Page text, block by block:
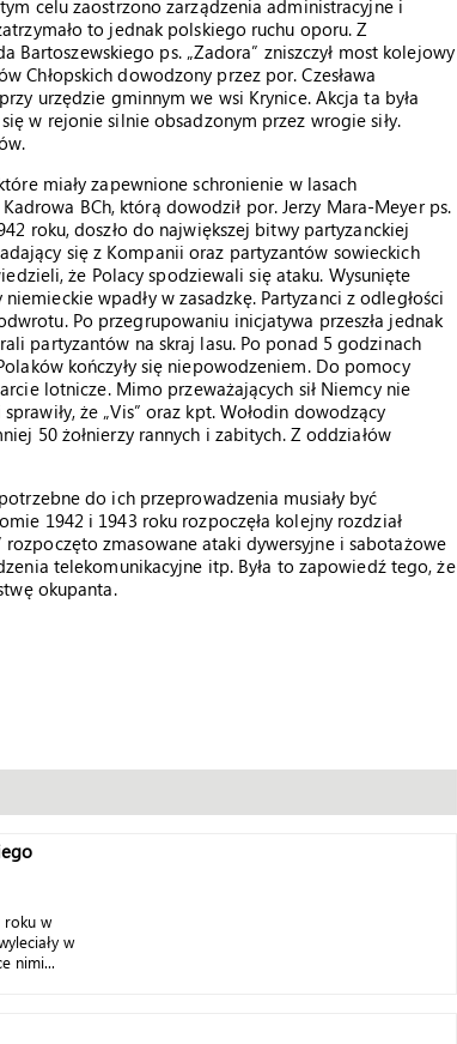
celu zaostrzono zarządzenia administracyjne i
to jednak polskiego ruchu oporu. Z
ps. „Zadora” zniszczył most kolejowy
Chłopskich dowodzony przez por. Czesława
urzędzie gminnym we wsi Krynice. Akcja ta była
w rejonie silnie obsadzonym przez wrogie siły.
miały zapewnione schronienie w lasach
BCh, którą dowodził por. Jerzy Mara-Meyer ps.
roku, doszło do największej bitwy partyzanckiej
się z Kompanii oraz partyzantów sowieckich
że Polacy spodziewali się ataku. Wysunięte
wpadły w zasadzkę. Partyzanci z odległości
Po przegrupowaniu inicjatywa przeszła jednak
partyzantów na skraj lasu. Po ponad 5 godzinach
kończyły się niepowodzeniem. Do pomocy
lotnicze. Mimo przeważających sił Niemcy nie
że „Vis” oraz kpt. Wołodin dowodzący
50 żołnierzy rannych i zabitych. Z oddziałów
do ich przeprowadzenia musiały być
1942 i 1943 roku rozpoczęła kolejny rozdział
zmasowane ataki dywersyjne i sabotażowe
telekomunikacyjne itp. Była to zapowiedź tego, że
okupanta.
roku w
w
nimi...